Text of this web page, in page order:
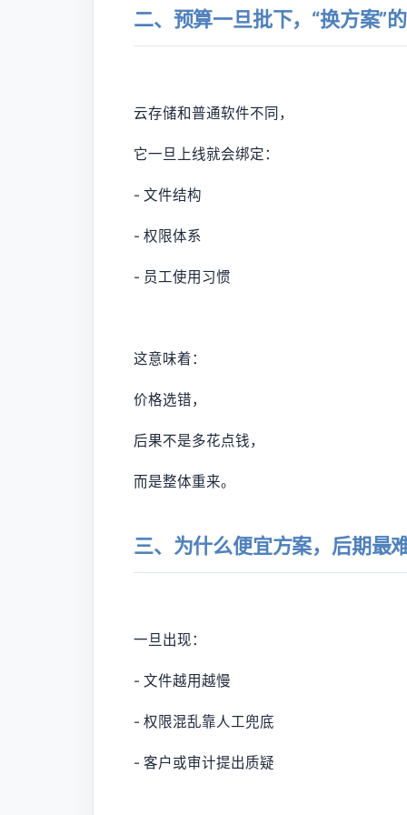
二、预算一旦批下，“换方案”
云存储和普通软件不同，
它一旦上线就会绑定：
- 文件结构
- 权限体系
- 员工使用习惯
这意味着：
价格选错，
后果不是多花点钱，
而是整体重来。
三、为什么便宜方案，后期最
一旦出现：
- 文件越用越慢
- 权限混乱靠人工兜底
- 客户或审计提出质疑